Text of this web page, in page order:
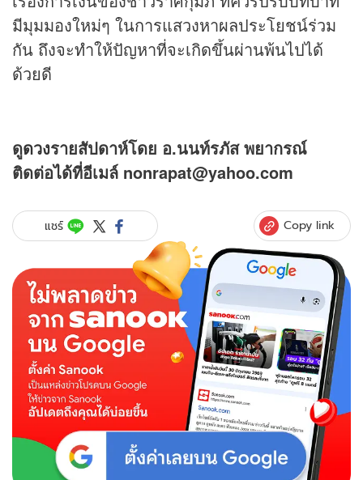
มีมุมมองใหม่ๆ ในการแสวงหาผลประโยชน์ร่วม
กัน ถึงจะทำให้ปัญหาที่จะเกิดขึ้นผ่านพ้นไปได้
ด้วยดี
ดูดวงรายสัปดาห์โดย อ.นนท์รภัส พยากรณ์
ติดต่อได้ที่อีเมล์ nonrapat@yahoo.com
แชร์ Copy link